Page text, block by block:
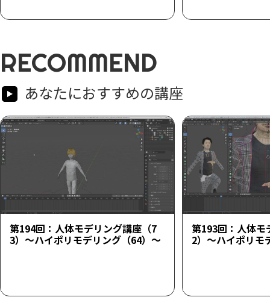
RECOMMEND
あなたにおすすめの講座
第194回：人体モデリング講座（7
3）～ハイポリモデリング（64）～
第193回：人体モ
2）～ハイポリモ